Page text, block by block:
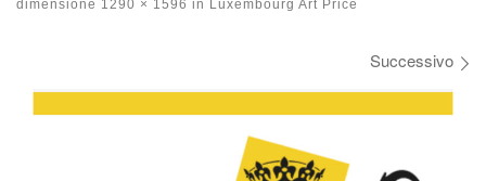
dimensione 1290 × 1596 in Luxembourg Art Price
Successivo